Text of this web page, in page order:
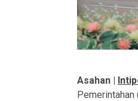
Asahan |
Pemerintahan